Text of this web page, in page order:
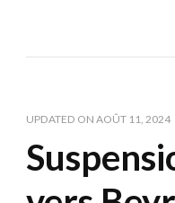
UPDATED ON AOÛT 11, 2024